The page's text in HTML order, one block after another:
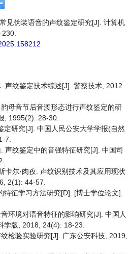
见伪装语音的声纹鉴定研究[J]. 计算机
声纹鉴定技术综述[J]. 警察技术, 2012
母音节后音渡形态进行声纹鉴定的研
, 1995(2): 28-30.
定研究[J]. 中国人民公安大学学报(自然
7.
声纹鉴定中的音强特征研究[J]. 中国司
卡尔·肉孜. 声纹识别技术及其应用现状
2(1): 44-57.
特征学习方法研究[D]: [博士学位论文].
环境对语音特征的影响研究[J]. 中国人
学版, 2018, 24(4): 18-23.
检验实验研究[J]. 广东公安科技, 2019,